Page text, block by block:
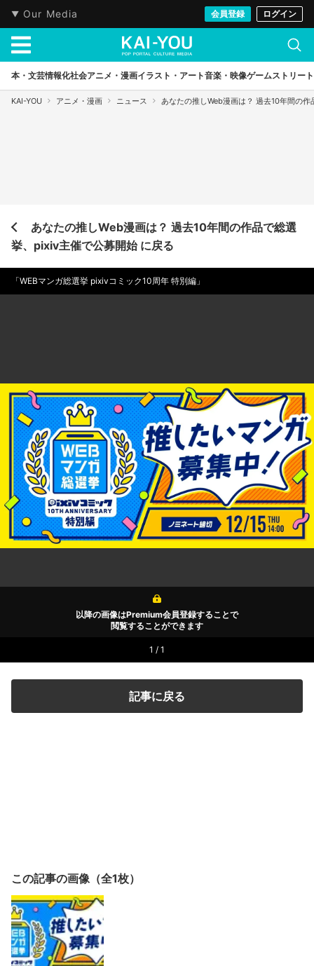
Our Media 会員登録 ログイン
本・文芸情報化社会アニメ・漫画イラスト・アート音楽・映像ゲームストリート
KAI-YOU アニメ・漫画 ニュース あなたの推しWeb漫画は？ 過去10年間の
あなたの推しWeb漫画は？ 過去10年間の作品で総選
挙、pixiv主催で公募開始 に戻る
「WEBマンガ総選挙 pixivコミック10周年 特別編」
以降の画像はPremium会員登録することで
閲覧することができます
1 / 1
記事に戻る
この記事の画像（全1枚）